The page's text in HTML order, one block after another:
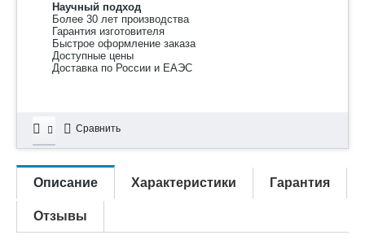
Научный подход
Более 30 лет производства
Гарантия изготовителя
Быстрое оформление заказа
Доступные цены
Доставка по России и ЕАЭС
Сравнить
Описание Характеристики Гарантия
Отзывы